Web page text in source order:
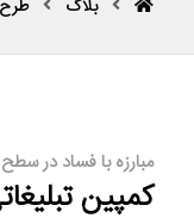
بلاگ
مبارزه با فساد در
کمپین